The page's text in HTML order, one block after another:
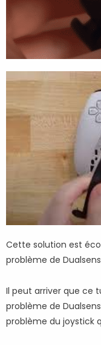
Cette solution est
problème de
Il peut arriver que ce
problème de
problème du joystick